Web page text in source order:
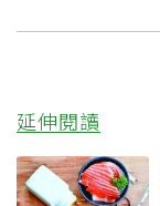
延伸閱讀